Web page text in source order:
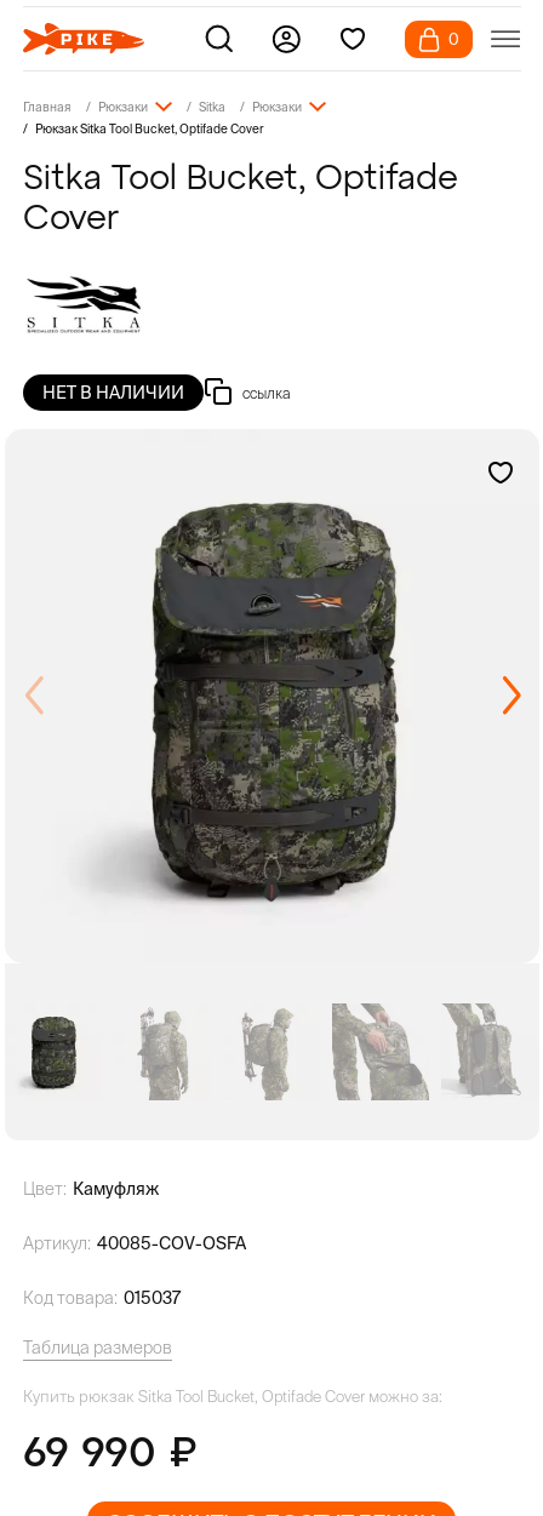
0
Главная Рюкзаки Sitka
Рюкзаки
Рюкзак Sitka Tool Bucket, Optifade Cover
Sitka Tool Bucket, Optifade
Cover
НЕТ В НАЛИЧИИ ссылка
Цвет: Камуфляж
Артикул: 40085-COV-OSFA
Код товара: 015037
Таблица размеров
Купить рюкзак Sitka Tool Bucket, Optifade Cover можно за:
69 990